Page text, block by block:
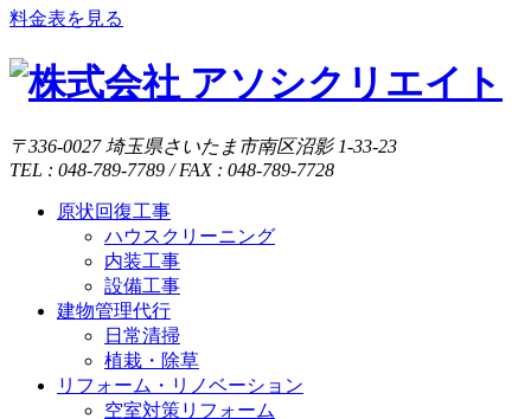
料金表を見る
〒336-0027 埼玉県さいたま市南区沼影 1-33-23
TEL : 048-789-7789 / FAX : 048-789-7728
原状回復工事
ハウスクリーニング
内装工事
設備工事
建物管理代行
日常清掃
植栽・除草
リフォーム・リノベーション
空室対策リフォーム